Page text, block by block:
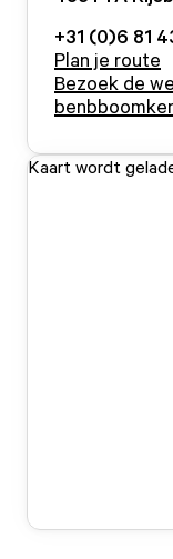
+31 (0)6 81
Plan je route
Bezoek de
Kaart wordt